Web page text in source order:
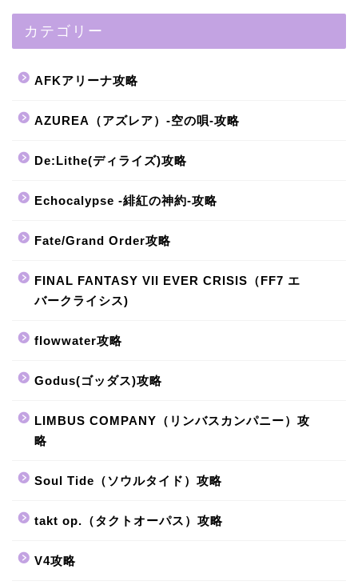
カテゴリー
AFKアリーナ攻略
AZUREA（アズレア）-空の唄-攻略
De:Lithe(ディライズ)攻略
Echocalypse -緋紅の神約-攻略
Fate/Grand Order攻略
FINAL FANTASY VII EVER CRISIS（FF7 エ
バークライシス)
flowwater攻略
Godus(ゴッダス)攻略
LIMBUS COMPANY（リンバスカンパニー）攻
略
Soul Tide（ソウルタイド）攻略
takt op.（タクトオーパス）攻略
V4攻略